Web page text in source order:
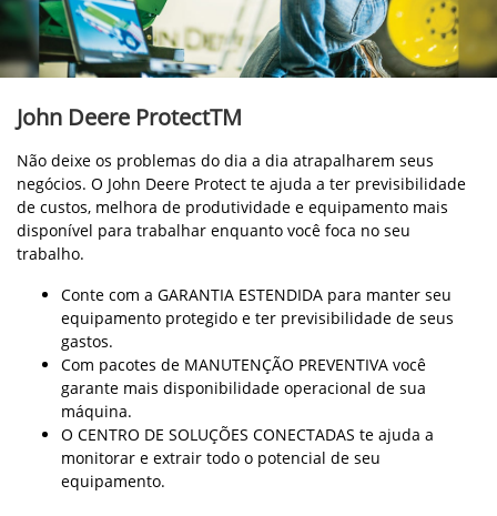
John Deere ProtectTM
Não deixe os problemas do dia a dia atrapalharem seus
negócios. O John Deere Protect te ajuda a ter previsibilidade
de custos, melhora de produtividade e equipamento mais
disponível para trabalhar enquanto você foca no seu
trabalho.
Conte com a GARANTIA ESTENDIDA para manter seu
equipamento protegido e ter previsibilidade de seus
gastos.
Com pacotes de MANUTENÇÃO PREVENTIVA você
garante mais disponibilidade operacional de sua
máquina.
O CENTRO DE SOLUÇÕES CONECTADAS te ajuda a
monitorar e extrair todo o potencial de seu
equipamento.